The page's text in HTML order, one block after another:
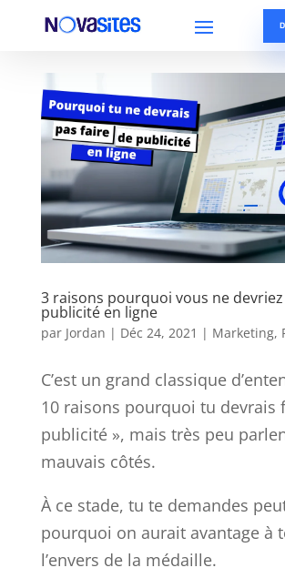
3 raisons pourquoi vous ne
publicité en ligne
par Jordan | Déc 24, 2021 | Marketing,
C’est un grand classique
10 raisons pourquoi tu devrais
publicité », mais très peu
mauvais côtés.
À ce stade, tu te demandes
pourquoi on aurait avantage à
l’envers de la médaille.